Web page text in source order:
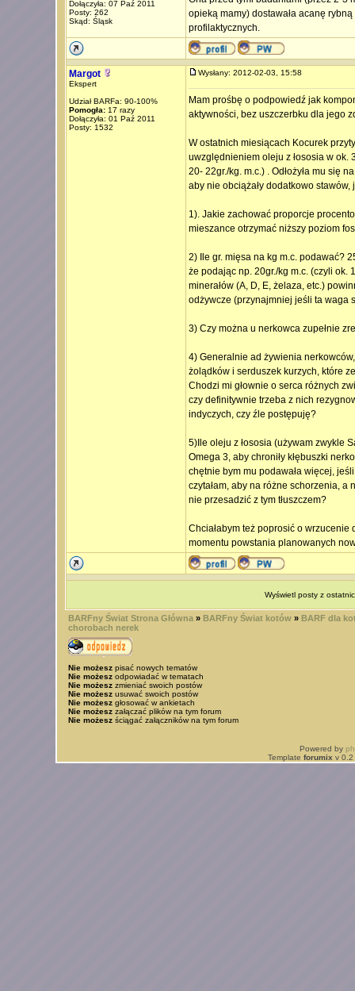
Dołączyła: 07 Paź 2011
Posty: 262
Skąd: Śląsk
opieką mamy) dostawała acanę
profilaktycznych.
Margot
Ekspert
Udział BARFa: 90-100%
Pomogła:17 razy
Dołączyła: 01 Paź 2011
Posty: 1532
Wysłany: 2012-02-03, 15:58
Mam prośbę o podpowiedź jak
aktywności, bez uszczerbku dla jego
W ostatnich miesiącach Kocurek
uwzględnieniem oleju z łososia w ok.
20- 22gr./kg. m.c.) . Odłożyła mu się
aby nie obciążały dodatkowo
1). Jakie zachować proporcje
mieszance otrzymać niższy poziom
2) Ile gr. mięsa na kg m.c. podawać?
że podając np. 20gr./kg m.c. (czyli ok.
minerałów (A, D, E, żelaza, etc.)
odżywcze (przynajmniej jeśli ta waga
3) Czy można u nerkowca zupełnie
4) Generalnie ad żywienia
żolądków i serduszek kurzych, które
Chodzi mi głownie o serca różnych
czy definitywnie trzeba z nich
indyczych, czy źle postępuję?
5)Ile oleju z łososia (używam zwykle
Omega 3, aby chroniły kłębuszki
chętnie bym mu podawała więcej,
czytałam, aby na różne schorzenia,
nie przesadzić z tym tłuszczem?
Chciałabym też poprosić o
momentu powstania planowanych
Wyświetl posty z
BARFny Świat Strona Główna» BARFny Świat kotów» BARF dla
chorobach nerek
Nie możeszpisać nowych tematów
Nie możeszodpowiadać w tematach
Nie możeszzmieniać swoich postów
Nie możeszusuwać swoich postów
Nie możeszgłosować w ankietach
Nie możeszzałączać plików na tym forum
Nie możeszściągać załączników na tym forum
Powered by
Template forumix v 0.2